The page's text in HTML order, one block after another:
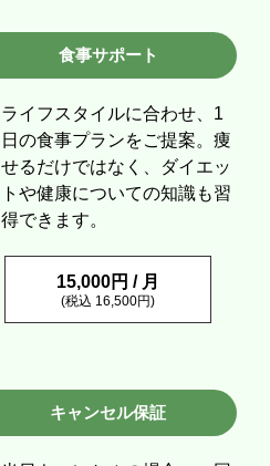
食事サポート
ライフスタイルに合わせ、1
日の食事プランをご提案。痩
せるだけではなく、ダイエッ
トや健康についての知識も習
得できます。
15,000円 / 月
(税込 16,500円)
キャンセル保証